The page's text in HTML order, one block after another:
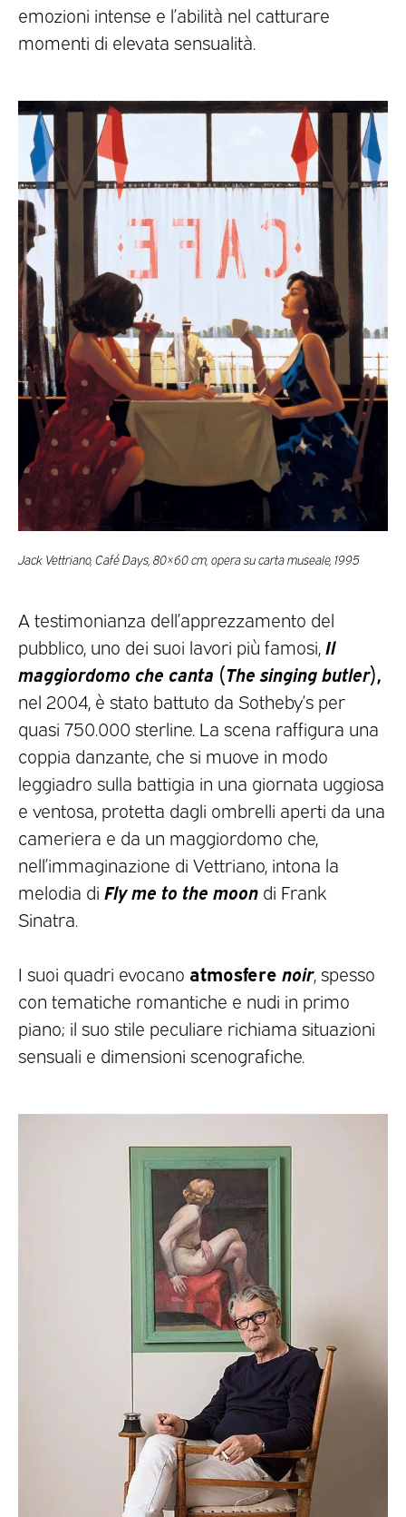
emozioni intense e l’abilità nel catturare
momenti di elevata sensualità.
Jack Vettriano, Café Days, 80×60 cm, opera su carta museale, 1995
A testimonianza dell’apprezzamento del
pubblico, uno dei suoi lavori più famosi, Il
maggiordomo che canta (The singing butler),
nel 2004, è stato battuto da Sotheby’s per
quasi 750.000 sterline. La scena raffigura una
coppia danzante, che si muove in modo
leggiadro sulla battigia in una giornata uggiosa
e ventosa, protetta dagli ombrelli aperti da una
cameriera e da un maggiordomo che,
nell’immaginazione di Vettriano, intona la
melodia di Fly me to the moon di Frank
Sinatra.
I suoi quadri evocano atmosfere noir, spesso
con tematiche romantiche e nudi in primo
piano; il suo stile peculiare richiama situazioni
sensuali e dimensioni scenografiche.